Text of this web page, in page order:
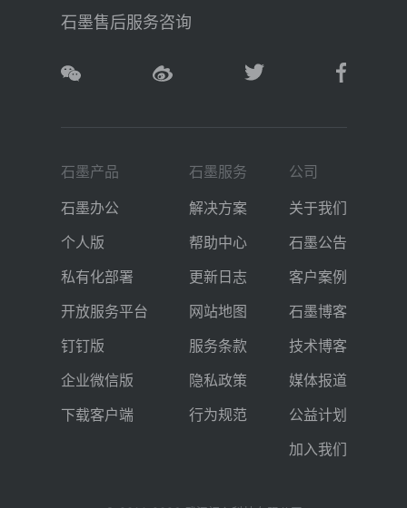
石墨售后服务咨询
石墨产品
石墨办公
个人版
私有化部署
开放服务平台
钉钉版
企业微信版
下载客户端
石墨服务
解决方案
帮助中心
更新日志
网站地图
服务条款
隐私政策
行为规范
公司
关于我们
石墨公告
客户案例
石墨博客
技术博客
媒体报道
公益计划
加入我们